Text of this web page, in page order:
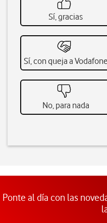
Sí, gracias
Sí, con queja a Vodafone
No, para nada
Ponte al día con las